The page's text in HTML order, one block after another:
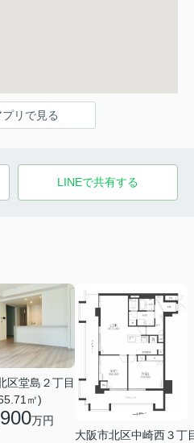
リで見る
LINEで共有する
区堂島２丁目
㎡)
万円
大阪市北区中崎西３丁